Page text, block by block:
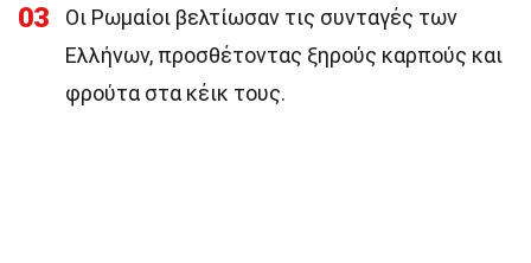
03
Οι Ρωμαίοι βελτίωσαν τις συνταγές των
Ελλήνων, προσθέτοντας ξηρούς καρπούς και
φρούτα στα κέικ τους.